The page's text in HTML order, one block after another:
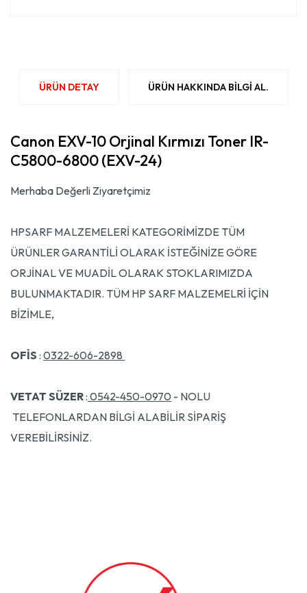
ÜRÜN DETAY ÜRÜN HAKKINDA BILGI AL.
Canon EXV-10 Orjinal Kırmızı Toner IR-
C5800-6800 (EXV-24)
Merhaba Değerli Ziyaretçimiz
HPSARF MALZEMELERİ KATEGORİMİZDE TÜM
ÜRÜNLER GARANTİLİ OLARAK İSTEĞİNİZE GÖRE
ORJİNAL VE MUADİL OLARAK STOKLARIMIZDA
BULUNMAKTADIR. TÜM HP SARF MALZEMELRİ İÇİN
BİZİMLE,
OFİS : 0322-606-2898
VETAT SÜZER: 0542-450-0970 - NOLU
TELEFONLARDAN BİLGİ ALABİLİR SİPARİŞ
VEREBİLİRSİNİZ.